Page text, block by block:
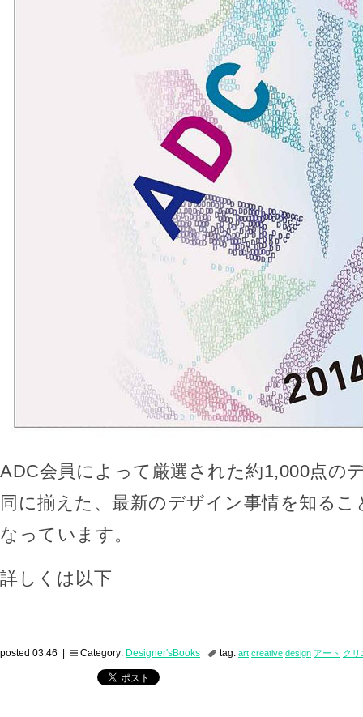
ADC会員によって厳選された約1,000点の
同に揃えた、最新のデザイン事情を知る
なっています。
詳しくは以下
posted 03:46 | Category: Designer'sBooks tag: art creative design アート クリ